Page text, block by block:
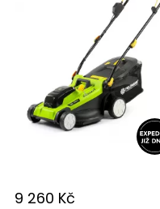
9 260 Kč